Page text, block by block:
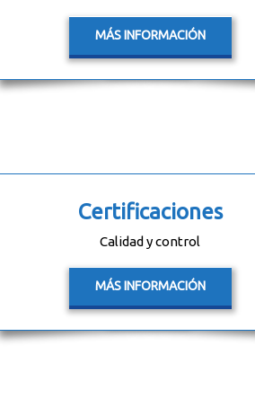
MÁS INFORMACIÓN
Certificaciones
Calidad y control
MÁS INFORMACIÓN